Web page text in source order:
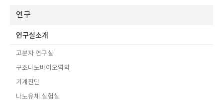
연구
연구실소개
고분자 연구실
구조나노바이오역학
기계진단
나노유체 실험실